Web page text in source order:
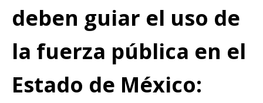
deben guiar el uso de
la fuerza pública en el
Estado de México: